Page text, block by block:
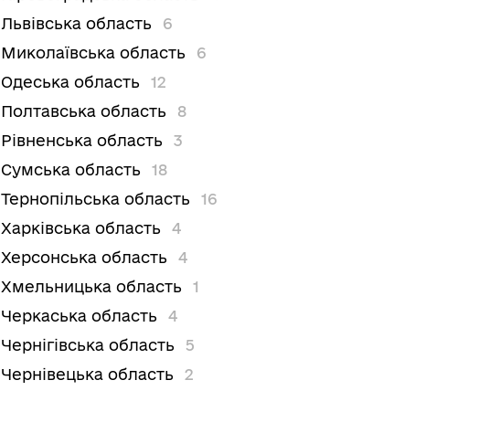
Львівська область
6
Миколаївська область
6
Одеська область
12
Полтавська область
8
Рівненська область
3
Сумська область
18
Тернопільська область
16
Харківська область
4
Херсонська область
4
Хмельницька область
1
Черкаська область
4
Чернігівська область
5
Чернівецька область
2